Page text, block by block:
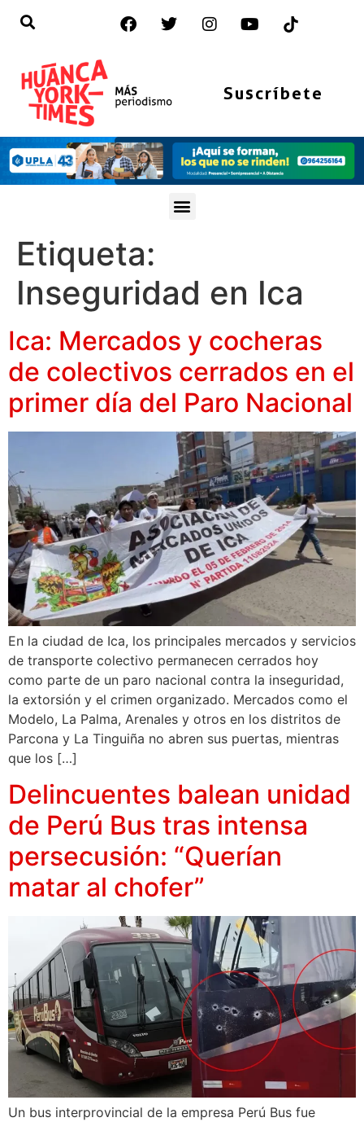
Suscríbete
Etiqueta:
Inseguridad en Ica
Ica: Mercados y cocheras
de colectivos cerrados en el
primer día del Paro Nacional
En la ciudad de Ica, los principales mercados y servicios
de transporte colectivo permanecen cerrados hoy
como parte de un paro nacional contra la inseguridad,
la extorsión y el crimen organizado. Mercados como el
Modelo, La Palma, Arenales y otros en los distritos de
Parcona y La Tinguiña no abren sus puertas, mientras
que los […]
Delincuentes balean unidad
de Perú Bus tras intensa
persecusión: “Querían
matar al chofer”
Un bus interprovincial de la empresa Perú Bus fue